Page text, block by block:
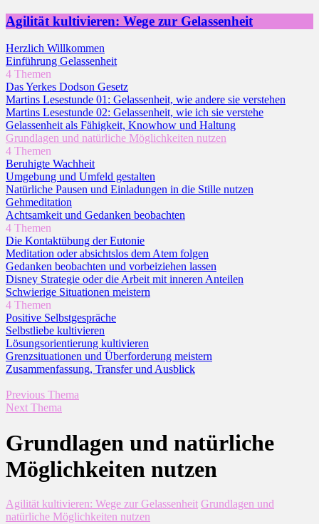
Agilität kultivieren: Wege zur Gelassenheit
Herzlich Willkommen
Einführung Gelassenheit
4 Themen
Das Yerkes Dodson Gesetz
Martins Lesestunde 01: Gelassenheit, wie andere sie verstehen
Martins Lesestunde 02: Gelassenheit, wie ich sie verstehe
Gelassenheit als Fähigkeit, Knowhow und Haltung
Grundlagen und natürliche Möglichkeiten nutzen
4 Themen
Beruhigte Wachheit
Umgebung und Umfeld gestalten
Natürliche Pausen und Einladungen in die Stille nutzen
Gehmeditation
Achtsamkeit und Gedanken beobachten
4 Themen
Die Kontaktübung der Eutonie
Meditation oder absichtslos dem Atem folgen
Gedanken beobachten und vorbeiziehen lassen
Disney Strategie oder die Arbeit mit inneren Anteilen
Schwierige Situationen meistern
4 Themen
Positive Selbstgespräche
Selbstliebe kultivieren
Lösungsorientierung kultivieren
Grenzsituationen und Überforderung meistern
Zusammenfassung, Transfer und Ausblick
Previous Thema
Next Thema
Grundlagen und natürliche
Möglichkeiten nutzen
Agilität kultivieren: Wege zur Gelassenheit Grundlagen und
natürliche Möglichkeiten nutzen